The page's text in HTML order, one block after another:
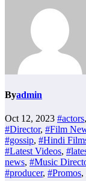
Byadmin
Oct 12, 2023 #actors,
#Director, #Film
#gossip, #Hindi
#Latest Videos,
news, #Music
#producer, #Promos,